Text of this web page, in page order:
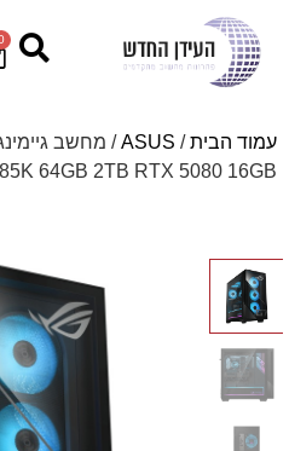
עמוד הבית/
ASUS
64GB 2TB RTX 5080 16GB